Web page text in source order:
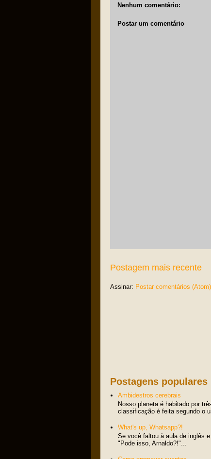
Nenhum comentário:
Postar um comentário
Postagem mais recente
Assinar: Postar comentários (Atom)
Postagens populares
Ambidestros cerebrais
Nosso planeta é habitado por
classificação é feita segundo o
What's up, Whatsapp?!
Se você faltou à aula de inglês
"Pode isso, Arnaldo?!"...